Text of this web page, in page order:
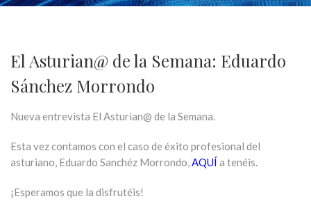
El Asturian@ de la Semana: Eduardo
Sánchez Morrondo
Nueva entrevista El Asturian@ de la Semana.
Esta vez contamos con el caso de éxito profesional del
asturiano, Eduardo Sanchéz Morrondo,AQUÍ a tenéis.
¡Esperamos que la disfrutéis!